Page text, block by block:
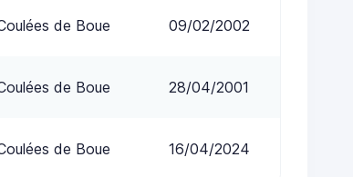
de Boue 09/02/2002
de Boue 28/04/2001
de Boue 16/04/2024